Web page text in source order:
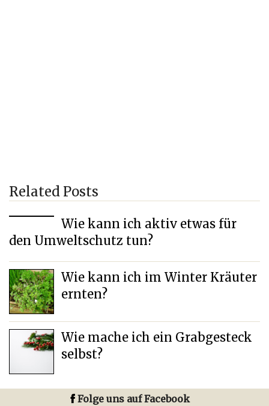
Related Posts
Wie kann ich aktiv etwas für
den Umweltschutz tun?
Wie kann ich im Winter Kräuter
ernten?
Wie mache ich ein Grabgesteck
selbst?
Folge uns auf Facebook